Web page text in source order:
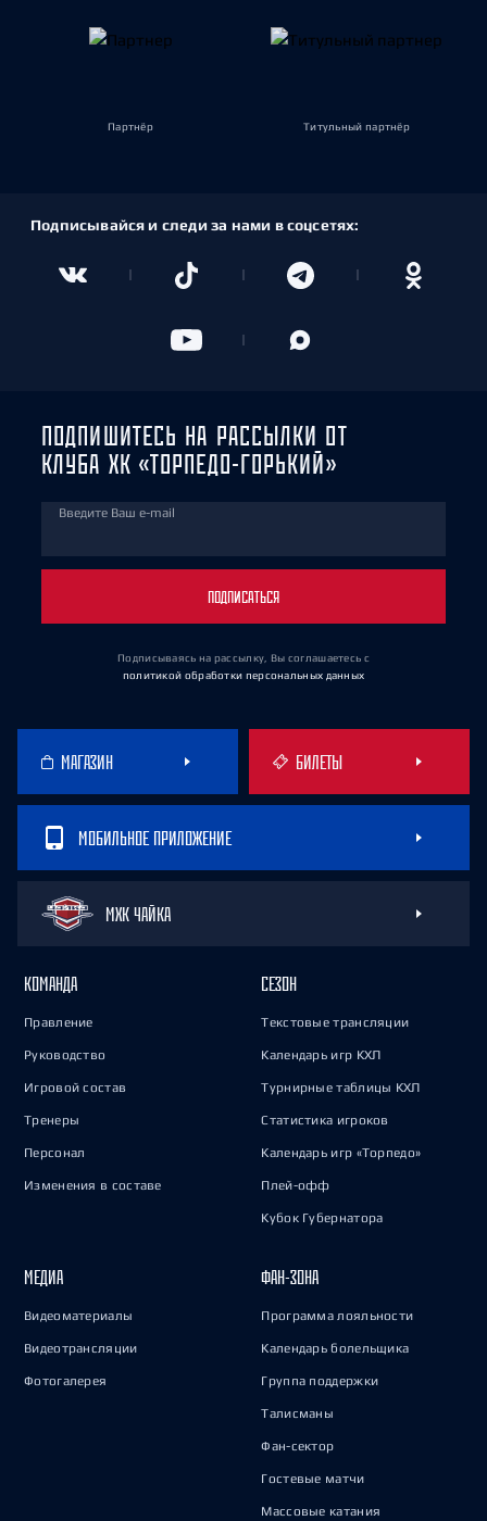
Партнёр Титульный партнёр
Подписывайся и следи за нами в соцсетях:
ПОДПИШИТЕСЬ НА РАССЫЛКИ ОТ
КЛУБА ХК «ТОРПЕДО-ГОРЬКИЙ»
Введите Ваш e-mail
ПОДПИСАТЬСЯ
Подписываясь на рассылку, Вы соглашаетесь с
политикой обработки персональных данных
МАГАЗИН БИЛЕТЫ
МОБИЛЬНОЕ ПРИЛОЖЕНИЕ
МХК ЧАЙКА
КОМАНДА
Правление
Руководство
Игровой состав
Тренеры
Персонал
Изменения в составе
СЕЗОН
Текстовые трансляции
Календарь игр КХЛ
Турнирные таблицы КХЛ
Статистика игроков
Календарь игр «Торпедо»
Плей-офф
Кубок Губернатора
МЕДИА
Видеоматериалы
Видеотрансляции
Фотогалерея
ФАН-ЗОНА
Программа лояльности
Календарь болельщика
Группа поддержки
Талисманы
Фан-сектор
Гостевые матчи
Массовые катания